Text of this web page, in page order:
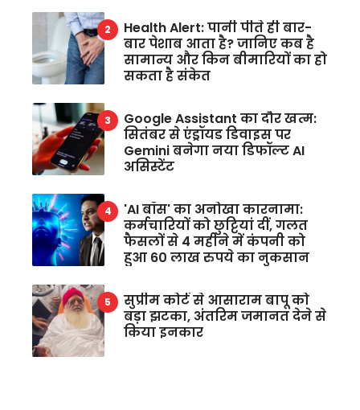
Health Alert: पानी पीते ही बार-
बार पेशाब आता है? जानिए कब है
सामान्य और किन बीमारियों का हो
सकता है संकेत
Google Assistant का दौर खत्म:
सितंबर से एंड्रॉयड डिवाइस पर
Gemini बनेगा नया डिफॉल्ट AI
असिस्टेंट
'AI बॉस' का अनोखा कारनामा:
कर्मचारियों को छुट्टियां दीं, गलत
फैसलों से 4 महीने में कंपनी को
हुआ 60 लाख रुपये का नुकसान
सुप्रीम कोर्ट से आसाराम बापू को
बड़ा झटका, अंतरिम जमानत देने से
किया इनकार